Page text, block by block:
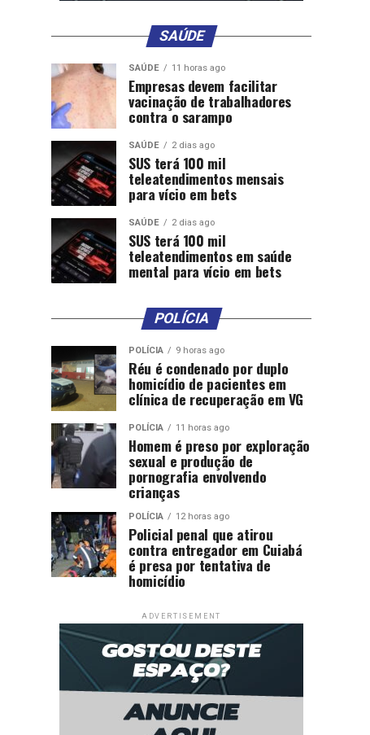
SAÚDE
SAÚDE 11 horas ago
Empresas devem facilitar
vacinação de trabalhadores
contra o sarampo
SAÚDE 2 dias ago
SUS terá 100 mil
teleatendimentos mensais
para vício em bets
SAÚDE 2 dias ago
SUS terá 100 mil
teleatendimentos em saúde
mental para vício em bets
POLÍCIA
POLÍCIA 9 horas ago
Réu é condenado por duplo
homicídio de pacientes em
clínica de recuperação em VG
POLÍCIA 11 horas ago
Homem é preso por exploração
sexual e produção de
pornografia envolvendo
crianças
POLÍCIA 12 horas ago
Policial penal que atirou
contra entregador em Cuiabá
é presa por tentativa de
homicídio
ADVERTISEMENT